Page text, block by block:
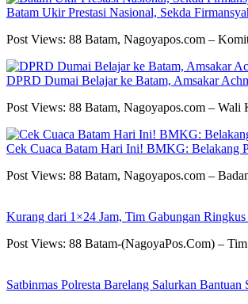
Batam Ukir Prestasi Nasional, Sekda
Post Views: 88 Batam, Nagoyapos.com –
DPRD Dumai Belajar ke Batam, Amsakar
Post Views: 88 Batam, Nagoyapos.com –
Cek Cuaca Batam Hari Ini! BMKG: Belakang
Post Views: 88 Batam, Nagoyapos.com –
Kurang dari 1×24 Jam, Tim Gabungan
Post Views: 88 Batam-(NagoyaPos.Com) –
Satbinmas Polresta Barelang Salurkan